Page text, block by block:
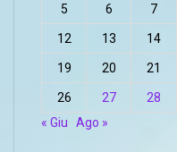
5 6 7
12 13 14
19 20 21
26 27 28
« Giu
Ago »